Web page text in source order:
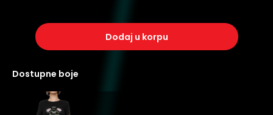
dodaj u korpu
dostupne boje